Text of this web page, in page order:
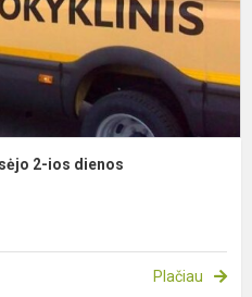
2-ios dienos
Plačiau